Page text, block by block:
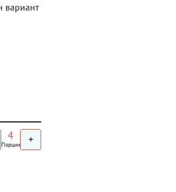
вариант
4
Порции +